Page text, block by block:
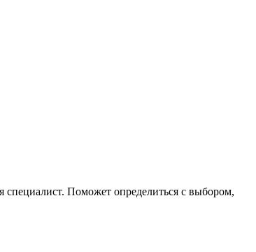
специалист. Поможет определиться с выбором,